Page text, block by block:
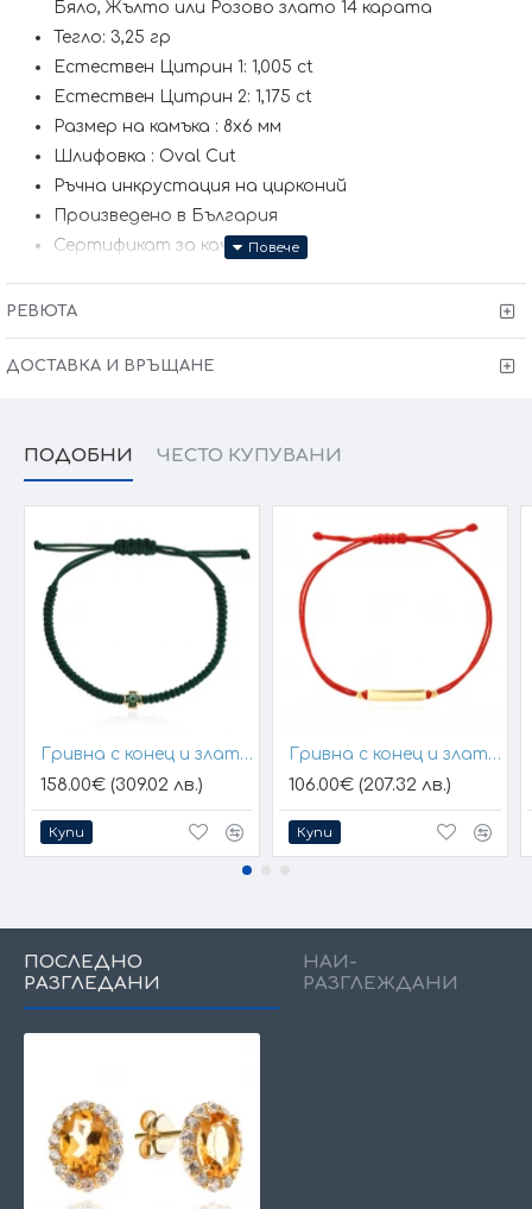
Бяло, Жълто или Розово злато 14 карата
Тегло: 3,25 гр
Естествен Цитрин 1: 1,005 ct
Естествен Цитрин 2: 1,175 ct
Размер на камъка : 8х6 мм
Шлифовка : Oval Cut
Ръчна инкрустация на цирконий
Произведено в България
Сертификат за качество
Заблести още сега... заедно с Victoria Gold
Защото всичко хубаво е с теб
Kрайната цена и теглото може да варират тъй като
РЕВЮТА
ДОСТАВКА И ВРЪЩАНЕ
ПОДОБНИ ЧЕСТО КУПУВАНИ
Гривна с конец и златен елемент кръст
158.00€ (309.02 лв.)
Купи
Гривна с конец и златна плочка за гравиране
106.00€ (207.32 лв.)
Купи
ПОСЛЕДНО
РАЗГЛЕДАНИ
НАЙ-
РАЗГЛЕЖДАНИ